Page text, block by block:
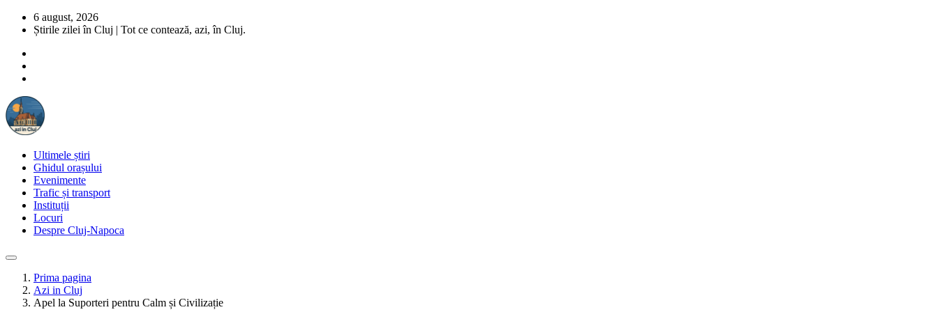
6 august, 2026
Știrile zilei în Cluj | Tot ce contează, azi, în Cluj.
Ultimele știri
Ghidul orașului
Evenimente
Trafic și transport
Instituții
Locuri
Despre Cluj-Napoca
Prima pagina
Azi in Cluj
Apel la Suporteri pentru Calm și Civilizație